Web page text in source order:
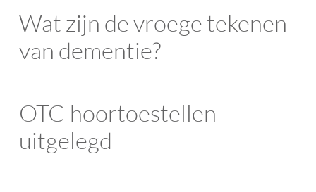
Wat zijn de vroege tekenen
van dementie?
OTC-hoortoestellen
uitgelegd